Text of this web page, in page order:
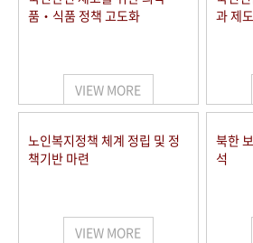
품‧식품 정책 고도화
VIEW MORE
과 제
노인복지정책 체계 정립 및 정
책기반 마련
VIEW MORE
북한
석